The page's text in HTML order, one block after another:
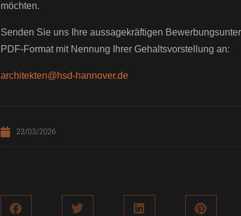
möchten.
Senden Sie uns Ihre aussagekräftigen
PDF-Format mit Nennung Ihrer Gehaltsvorstellung an:
architekten@hsd-hannover.de
23/03/2026